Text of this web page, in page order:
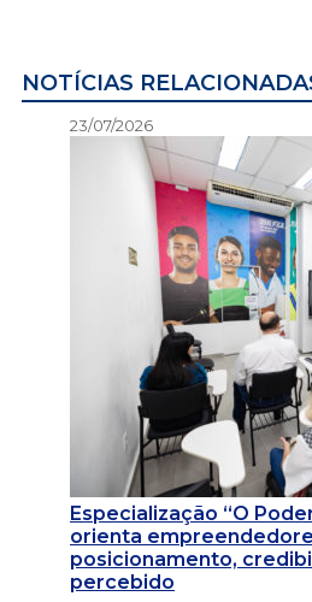
NOTÍCIAS
23/07/2026
Especialização “O
orienta
posicionamento,
percebido